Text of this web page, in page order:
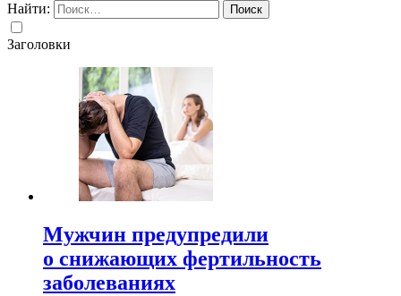
Найти:
Заголовки
Мужчин предупредили
о снижающих фертильность
заболеваниях